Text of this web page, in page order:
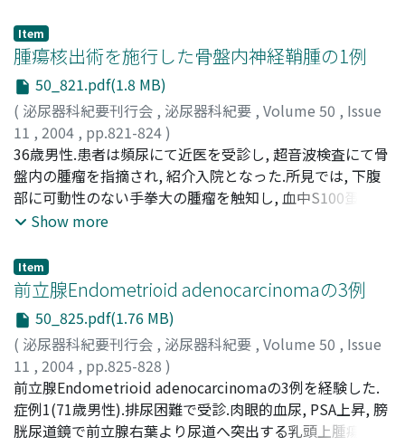
瘤を, MRIでは腫瘍内容はT1強調像でlow, T2強調像でiso
～high densityであった.治療は抗生剤投与で下腹部痛は軽
快し, WBCも改善した.更に経仙骨アプローチでは仙骨前部
の嚢胞状腫瘍摘出術を施行し, 迅速病理診断でdermoid
cystと診断され, 腫瘍のみの摘出を行っ髪成分が主体で, 嚢
胞壁は汗腺を含む角化扁平上皮, 筋層構造で形成され, 異型
細胞は認めずdermoid cystと診断された.保存的治療で治
癒し, 現在外来経過観察中である
Item
腫瘍核出術を施行した骨盤内神経鞘腫の1例
50_821.pdf(1.8 MB)
( 泌尿器科紀要刊行会 , 泌尿器科紀要 , Volume 50 , Issue
11 , 2004 , pp.821-824)
和田, 直樹;北原, 克教;沼田, 篤;徳光, 正行;佐賀, 祐司;橋
本, 博;金子, 茂男;八竹, 直;河野, 透;安住, 誠;小山内, 裕昭
Wada, Naoki;Kitahara, Katsunori;Numata, Atsushi
Tokumitsu, Masayuki
Makoto
36歳男性.患者は頻尿にて近医を受診し, 超音波検査にて骨
盤内の腫瘤を指摘され, 紹介入院となった.所見では, 下腹
部に可動性のない手拳大の腫瘤を触知し, 血中S100蛋白の
軽度高値を認めた.超音波断層法では下腹部に嚢胞状の腫
不均一な16×12×11cmの腫瘤を認め, MRIでは実質部分は
T1強調像で低信号, T2強調像で不均一な高信号を示した.
更に血管造影では正中仙骨動脈から腫瘍への栄養血管を認
め, 生検ではS100免疫染色陽性の良性神経鞘腫で, 開腹下
に腫瘍摘出術を行った.腫瘍の骨盤内占拠で術中操作困難
のため腫瘍被覆切開で内容を核出し, 強固な仙骨癒着部の
一部を残して腫瘍を摘出した.病理診断はAntoni A型の良性
神経鞘腫であった.術後血中S100蛋白は低下し, 術後1年6
ヵ月経過で再発の徴候はない
Show more
Item
前立腺Endometrioid adenocarcinomaの3例
50_825.pdf(1.76 MB)
( 泌尿器科紀要刊行会 , 泌尿器科紀要 , Volume 50 , Issue
11 , 2004 , pp.825-828 )
植村, 元秀;中川, 勝弘 ;菅野, 展史;西村, 健作;三好, 進;川
野, 潔;Uemura, Motohide;Nakagawa, Masahiro;Kanno,
Nobufumi;Nishimura, Kensaku;Miyoshi, Susumu;
前立腺Endometrioid adenocarcinomaの3例を経験した.
症例1(71歳男性).排尿困難で受診.肉眼的血尿, PSA上昇, 膀
胱尿道鏡で前立腺右葉より尿道へ突出する乳頭上腫瘍を認